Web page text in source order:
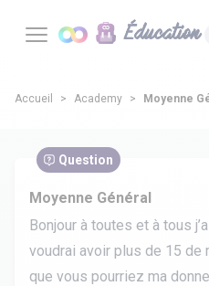
Éducation
Accueil Academy Moyenne
Question
Moyenne Général
Bonjour à toutes et à tous
voudrai avoir plus de 15 de
que vous pourriez ma